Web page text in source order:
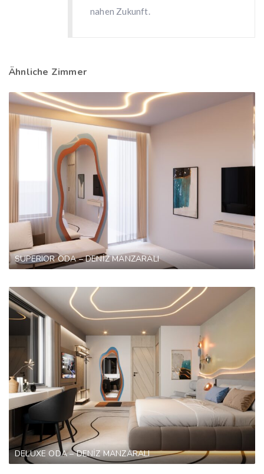
nahen Zukunft.
Ähnliche Zimmer
SUPERIOR ODA – DENİZ MANZARALI
DELUXE ODA – DENİZ MANZARALI